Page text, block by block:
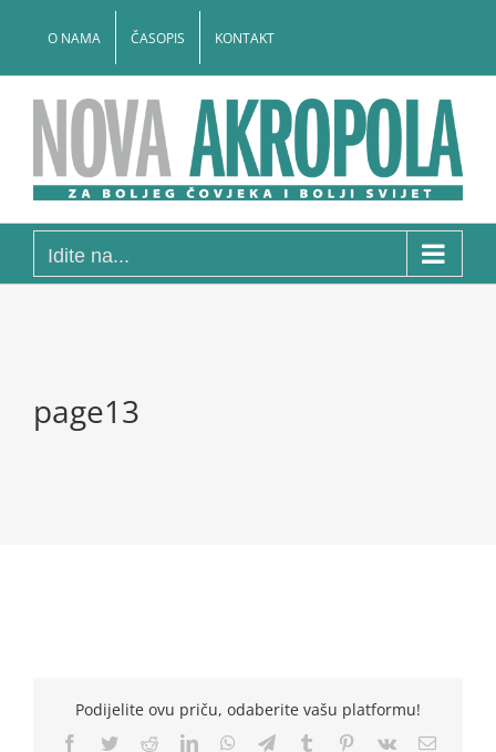
O NAMA ČASOPIS KONTAKT
Idite na...
page13
Podijelite ovu priču, odaberite vašu platformu!
Facebook
TwitterRedditLinkedInWhatsApp
TelegramTumblr Pinterest
Vk Email